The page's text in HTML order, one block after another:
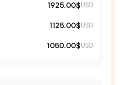
1925.00$USD
1125.00$USD
1050.00$USD